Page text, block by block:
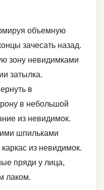
объемную
зачесать назад.
зону невидимками
затылка.
в
в небольшой
из невидимок.
шпильками
каркас из невидимок.
пряди у лица,
лаком.